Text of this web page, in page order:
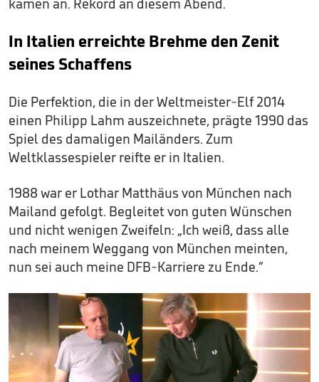
In Italien erreichte Brehme den Zenit
seines Schaffens
Die Perfektion, die in der Weltmeister-Elf 2014
einen Philipp Lahm auszeichnete, prägte 1990 das
Spiel des damaligen Mailänders. Zum
Weltklassespieler reifte er in Italien.
1988 war er Lothar Matthäus von München nach
Mailand gefolgt. Begleitet von guten Wünschen
und nicht wenigen Zweifeln: „Ich weiß, dass alle
nach meinem Weggang von München meinten,
nun sei auch meine DFB-Karriere zu Ende.“